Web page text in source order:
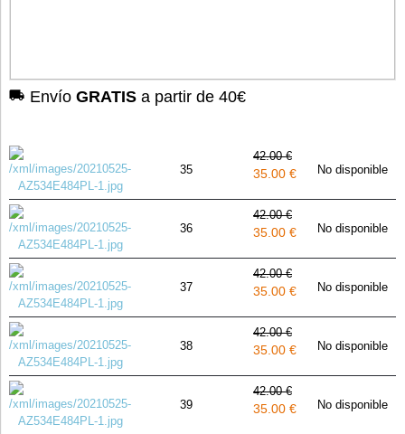
Envío GRATIS a partir de 40€
35
42.00 €
35.00 € No disponible
36
42.00 €
35.00 € No disponible
37
42.00 €
35.00 € No disponible
38
42.00 €
35.00 € No disponible
39
42.00 €
35.00 € No disponible